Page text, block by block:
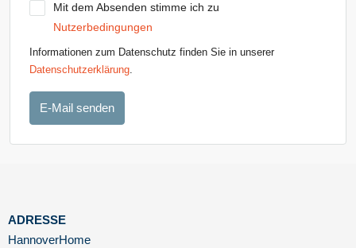
Mit dem Absenden stimme ich zu
Nutzerbedingungen
Informationen zum Datenschutz finden Sie in unserer
Datenschutzerklärung.
E-Mail senden
ADRESSE
HannoverHome